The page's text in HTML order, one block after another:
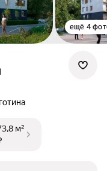
ещё 4
м²